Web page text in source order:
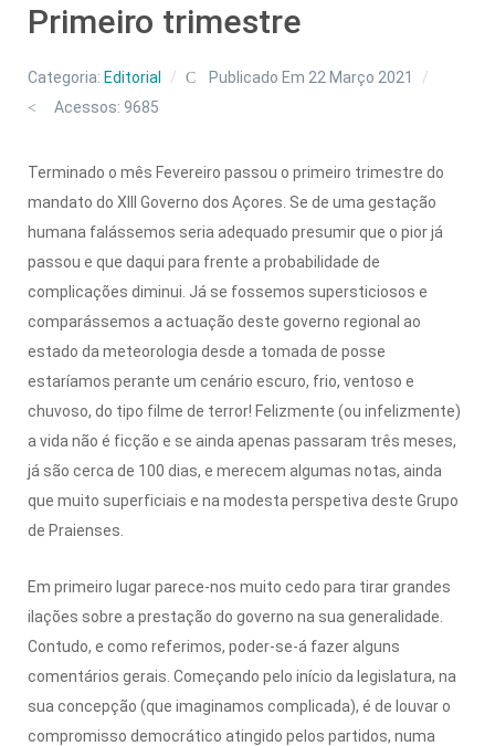
Primeiro trimestre
Categoria: Editorial
Publicado Em 22 Março 2021
Acessos: 9685
Terminado o mês Fevereiro passou o primeiro trimestre do
mandato do XIII Governo dos Açores. Se de uma gestação
humana falássemos seria adequado presumir que o pior já
passou e que daqui para frente a probabilidade de
complicações diminui. Já se fossemos supersticiosos e
comparássemos a actuação deste governo regional ao
estado da meteorologia desde a tomada de posse
estaríamos perante um cenário escuro, frio, ventoso e
chuvoso, do tipo filme de terror! Felizmente (ou infelizmente)
a vida não é ficção e se ainda apenas passaram três meses,
já são cerca de 100 dias, e merecem algumas notas, ainda
que muito superficiais e na modesta perspetiva deste Grupo
de Praienses.
Em primeiro lugar parece-nos muito cedo para tirar grandes
ilações sobre a prestação do governo na sua generalidade.
Contudo, e como referimos, poder-se-á fazer alguns
comentários gerais. Começando pelo início da legislatura, na
sua concepção (que imaginamos complicada), é de louvar o
compromisso democrático atingido pelos partidos, numa